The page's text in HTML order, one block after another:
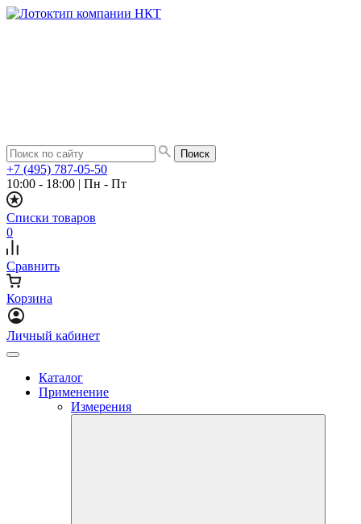
+7 (495) 787-05-50
10:00 - 18:00 | Пн - Пт
Списки товаров
0
Сравнить
Корзина
Личный кабинет
Каталог
Применение
Измерения